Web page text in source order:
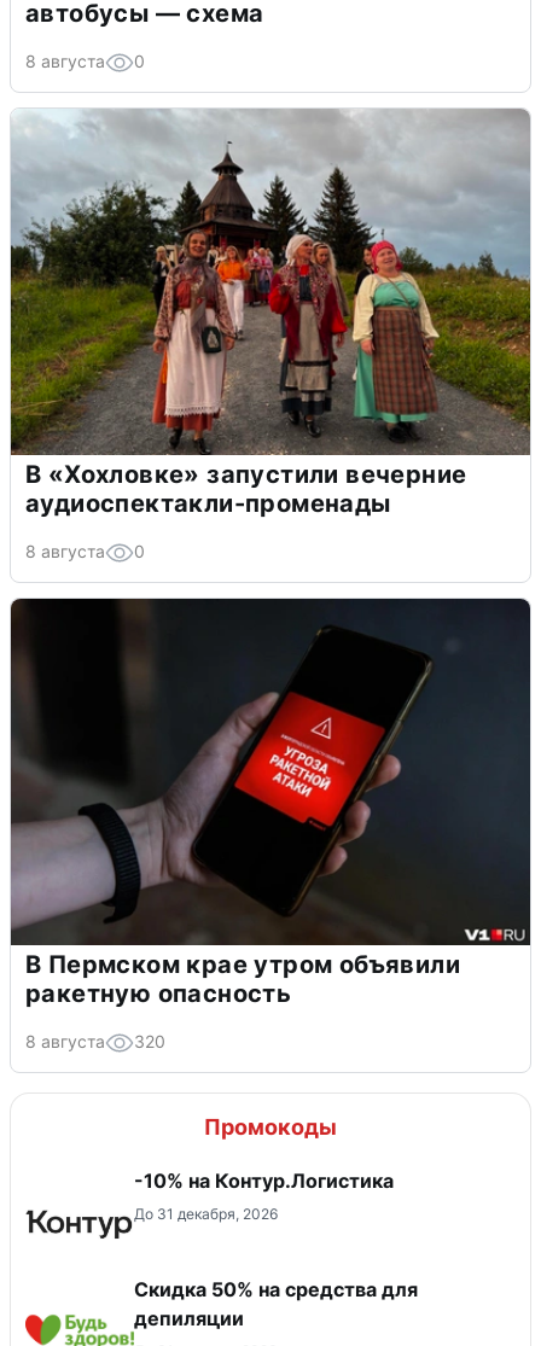
автобусы — схема
8 августа 0
В «Хохловке» запустили вечерние
аудиоспектакли-променады
8 августа 0
В Пермском крае утром объявили
ракетную опасность
8 августа 320
Промокоды
-10% на Контур.Логистика
До 31 декабря, 2026
Скидка 50% на средства для
депиляции